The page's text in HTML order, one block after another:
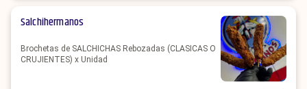
Salchihermanos
Brochetas de SALCHICHAS Rebozadas (CLASICAS O
CRUJIENTES) x Unidad